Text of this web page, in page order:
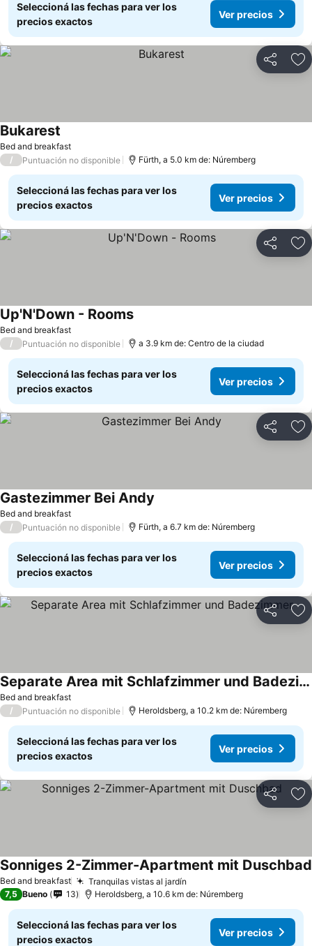
Seleccioná las fechas para ver los
precios exactos
Ver precios
Compartir
Bed and breakfast
Bukarest
/ Puntuación no disponible Fürth, a 5.0 km de: Núremberg
Seleccioná las fechas para ver los
precios exactos
Ver precios
Compartir
Bed and breakfast
Up'N'Down - Rooms
/ Puntuación no disponible a 3.9 km de: Centro de la ciudad
Seleccioná las fechas para ver los
precios exactos
Ver precios
Compartir
Bed and breakfast
Gastezimmer Bei Andy
/ Puntuación no disponible Fürth, a 6.7 km de: Núremberg
Seleccioná las fechas para ver los
precios exactos
Ver precios
Compartir
Bed and breakfast
Separate Area mit Schlafzimmer und Badezimmer
/ Puntuación no disponible Heroldsberg, a 10.2 km de: Núremberg
Seleccioná las fechas para ver los
precios exactos
Ver precios
Compartir
Bed and breakfast Tranquilas vistas al jardín
Sonniges 2-Zimmer-Apartment mit Duschbad
7,5 Bueno 13 Heroldsberg, a 10.6 km de: Núremberg
Seleccioná las fechas para ver los
precios exactos
Ver precios